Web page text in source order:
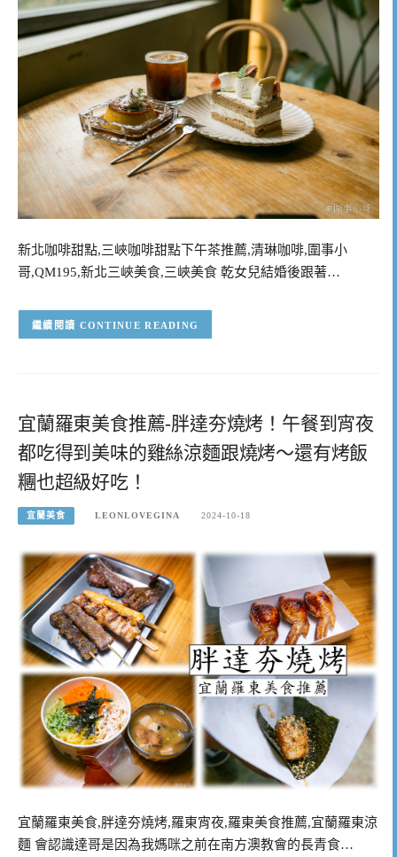
新北咖啡甜點,三峽咖啡甜點下午茶推薦,清琳咖啡,圍事小
哥,QM195,新北三峽美食,三峽美食 乾女兒結婚後跟著…
CONTINUE READING
宜蘭羅東美食推薦-胖達夯燒烤！午餐到宵夜
都吃得到美味的雞絲涼麵跟燒烤～還有烤飯
糰也超級好吃！
宜蘭美食 LEONLOVEGINA 2024-10-18
宜蘭羅東美食,胖達夯燒烤,羅東宵夜,羅東美食推薦,宜蘭羅東涼
麵 會認識達哥是因為我媽咪之前在南方澳教會的長青食…